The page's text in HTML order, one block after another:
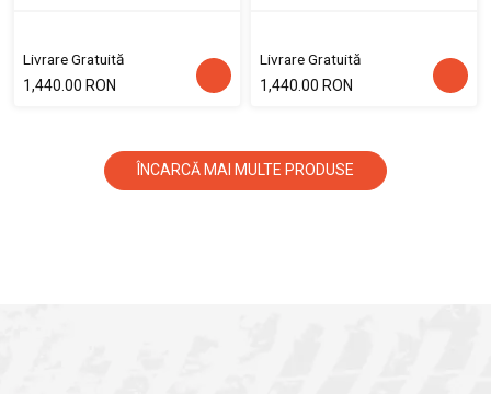
Livrare Gratuită
1,440.00 RON
Livrare Gratuită
1,440.00 RON
ÎNCARCĂ MAI MULTE PRODUSE